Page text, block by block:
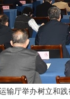
输厅举办树立和